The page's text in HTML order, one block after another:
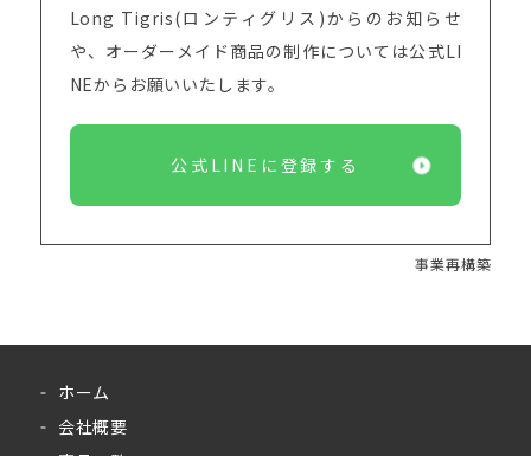
Long Tigris(ロンティグリス)からのお知らせ
や、オーダーメイド商品の制作については公式LI
NEからお願いいたします。
公式LINEに登録する
事業再構築
ホーム
会社概要